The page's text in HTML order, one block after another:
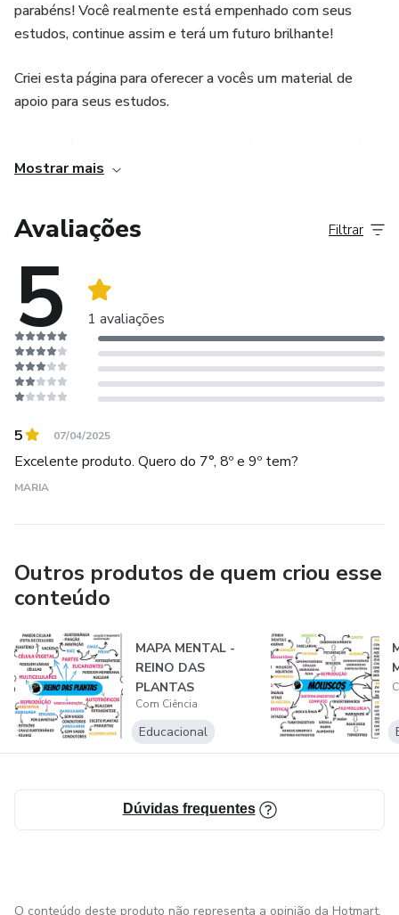
parabéns! Você realmente está empenhado com seus
estudos, continue assim e terá um futuro brilhante!
Criei esta página para oferecer a vocês um material de
apoio para seus estudos.
do youtube em PDF.
Tenham bons estudos!
Mostrar mais
Avaliações
5 1 avaliações
Filtrar
5 07/04/2025
Excelente produto. Quero do 7°, 8º e 9º tem?
MARIA
Outros produtos de quem criou esse
conteúdo
MAPA MENTAL -
REINO DAS
PLANTAS
Com Ciência
Educacional
Dúvidas frequentes
O conteúdo deste produto não representa a opinião da Hotmart.